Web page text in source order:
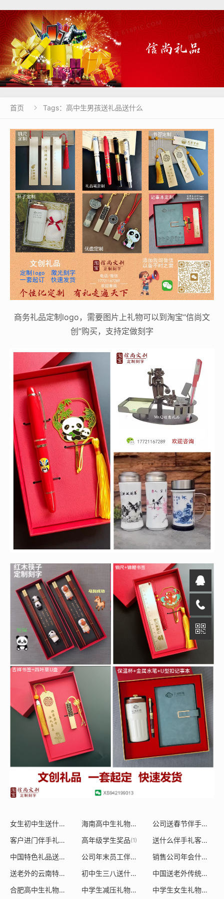
首页  Tags：高中生男孩送礼品送什么
商务礼品定制logo，需要图片上礼物可以到淘宝“信尚文
创”购买，支持定做刻字
女生初中生送什么礼物合适 (1) 海南高中生礼物送什么合适 (1)
公司送春节伴手礼送什么好一点
客户进门伴手礼送什么好
(1)
高年级学生奖品(1)
送什么伴手礼客户更喜欢
中国特色礼品送老外客户送什么
(1) 公司年末员工伴手礼
销售公司年会什么礼品好
送老外的云南特色礼品
(1) 初中生三八送什么礼物 (1) 中国送老外传统礼品
合肥高中生礼物送什么合适 (0) 中学生减压礼物送什么合适 (1) 中学生女生礼物什么好